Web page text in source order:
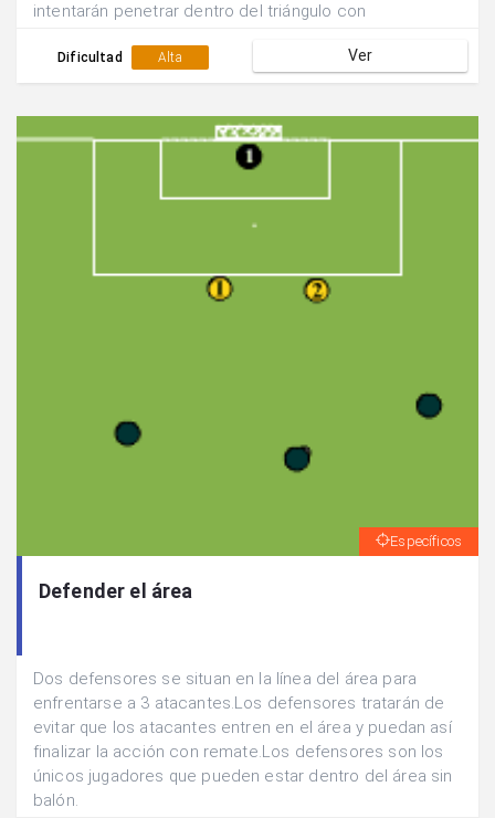
intentarán penetrar dentro del triángulo con
Dificultad Alta Ver
Específicos
Defender el área
Dos defensores se situan en la línea del área para
enfrentarse a 3 atacantes.Los defensores tratarán de
evitar que los atacantes entren en el área y puedan así
finalizar la acción con remate.Los defensores son los
únicos jugadores que pueden estar dentro del área sin
balón.